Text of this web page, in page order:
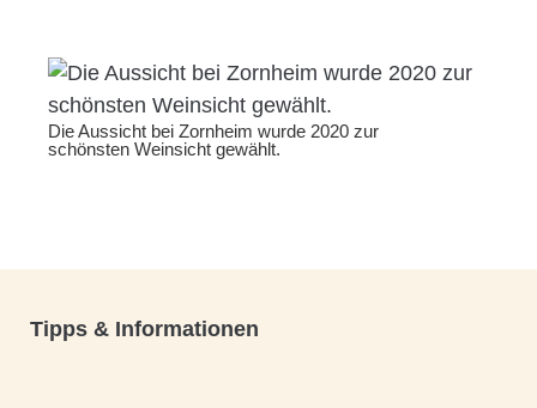
Die Aussicht bei Zornheim wurde 2020 zur
schönsten Weinsicht gewählt.
Tipps & Informationen